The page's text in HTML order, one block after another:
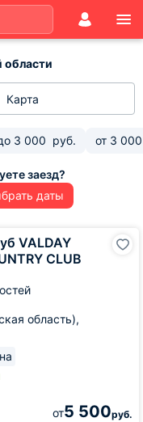
области
Карта
3 000 руб. от 3 000
даты
VALDAY
CLUB
область),
от5 500руб.